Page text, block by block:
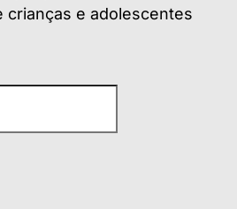
crianças e adolescentes